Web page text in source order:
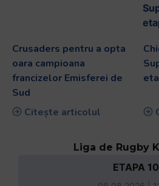
Crusaders pentru a opta
oara campioana
francizelor Emisferei de
Sud
Citește articolul
Liga de Rugby
ETAPA 10